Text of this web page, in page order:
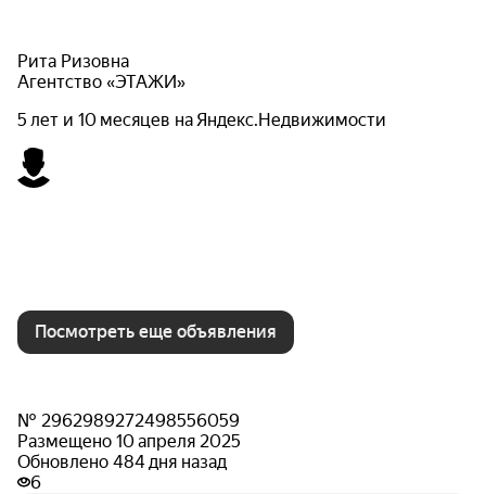
Рита Ризовна
Агентство «ЭТАЖИ»
5 лет и 10 месяцев на Яндекс.Недвижимости
Посмотреть еще объявления
№ 2962989272498556059
Размещено 10 апреля 2025
Обновлено 484 дня назад
6